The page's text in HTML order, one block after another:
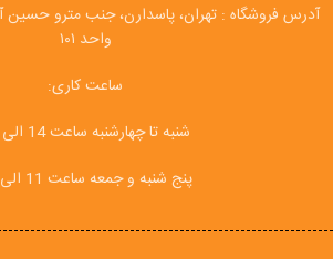
آدرس فروشگاه : تهران، پاسدارن، جنب مترو حسین
واحد ۱۰۱
ساعت کاری:
شنبه تا چهارشنبه ساعت 14 الی 21
پنج شنبه و جمعه ساعت 11 الی 21